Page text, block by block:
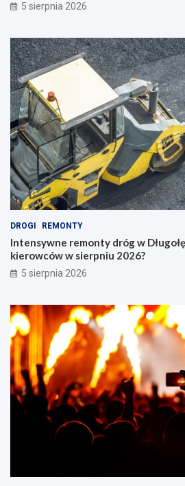
5 sierpnia 2026
DROGI REMONTY
Intensywne remonty dróg w
kierowców w sierpniu 2026?
5 sierpnia 2026